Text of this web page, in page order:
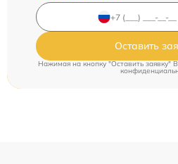
Оставить
Нажимая на кнопку "Оставить заявку"